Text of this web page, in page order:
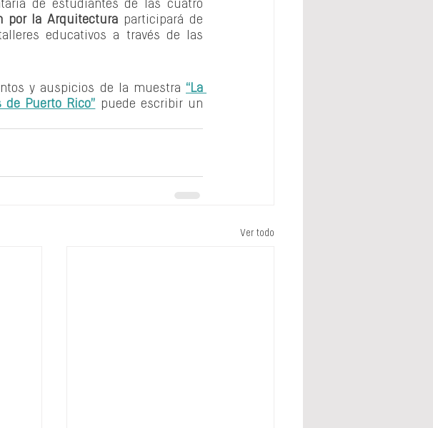
de estudiantes de las cuatro
por la Arquitectura participará de
educativos a través de las
y auspicios de la muestra “La
Puerto Rico” puede escribir un
Ver todo